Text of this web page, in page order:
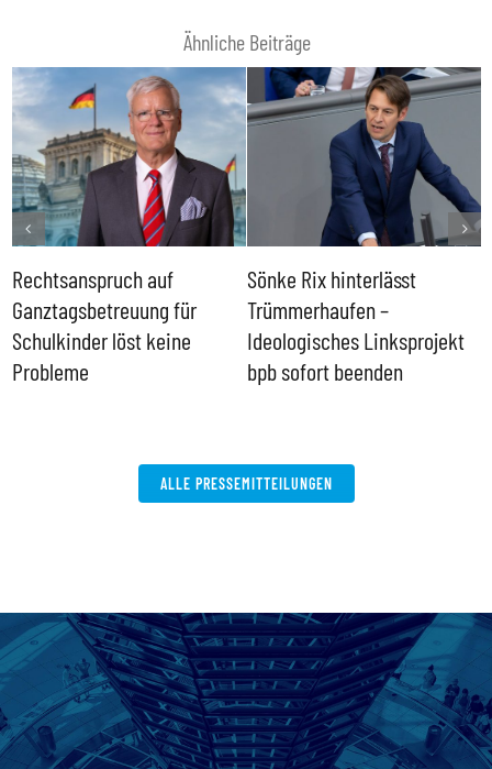
Ähnliche Beiträge
Rechtsanspruch auf
Ganztagsbetreuung für
Schulkinder löst keine
Probleme
Sönke Rix hinterlässt
Trümmerhaufen –
Ideologisches Linksprojekt
bpb sofort beenden
ALLE PRESSEMITTEILUNGEN